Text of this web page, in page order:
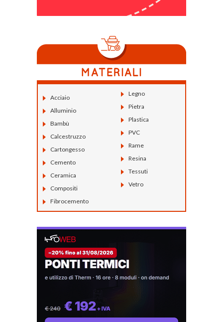
Acciaio
Alluminio
Bambù
Calcestruzzo
Cartongesso
Cemento
Ceramica
Compositi
Fibrocemento
Legno
Pietra
Plastica
PVC
Rame
Resina
Tessuti
Vetro